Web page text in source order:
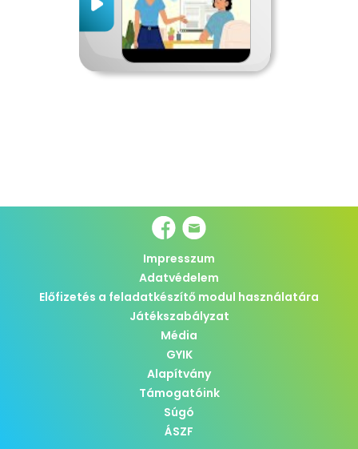
Impresszum
Adatvédelem
Előfizetés a feladatkészítő modul használatára
Játékszabályzat
Média
GYIK
Alapítvány
Támogatóink
Súgó
ÁSZF